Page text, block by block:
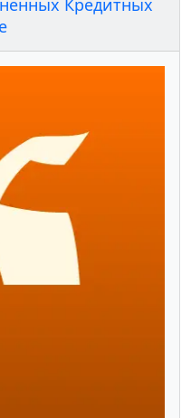
Кредитных